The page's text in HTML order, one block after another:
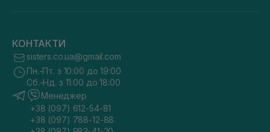
КОНТАКТИ
sisters.co.ua@gmail.com
Пн.-Пт. з 10:00 до 19:00
Сб.-Нд. з 11:00 до 18:00
Менеджер
+38 (097) 612-54-81
+38 (097) 788-12-88